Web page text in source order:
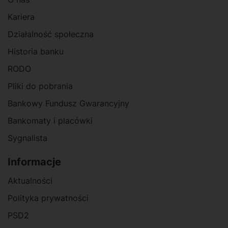
Kariera
Działalność społeczna
Historia banku
RODO
Pliki do pobrania
Bankowy Fundusz Gwarancyjny
Bankomaty i placówki
Sygnalista
Informacje
Aktualności
Polityka prywatności
PSD2